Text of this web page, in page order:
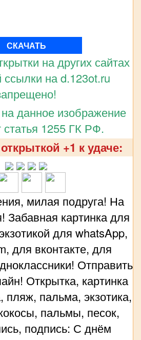
СКАЧАТЬ
на других сайтах
ссылки на d.123ot.ru
данное изображение
1255 ГК РФ.
+1 к удаче:
милая подруга! На
Забавная картинка для
для whatsApp,
для вконтакте, для
Отправить
Открытка, картинка
пляж, пальма, экзотика,
пальмы, песок,
подпись: С днём